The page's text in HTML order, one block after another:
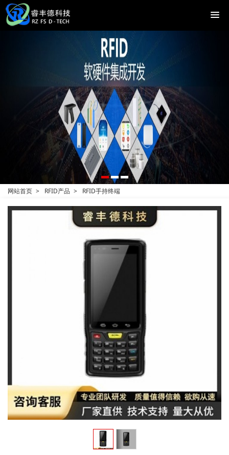
网站首页 RFID产品 RFID手持终端